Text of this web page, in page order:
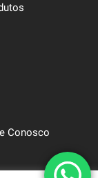
Conosco